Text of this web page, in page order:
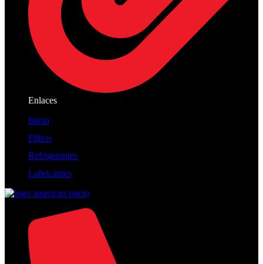
Enlaces
Inicio
Filtros
Refrigerantes
Lubricantes